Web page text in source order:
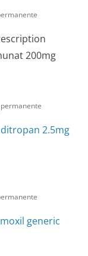
200mg
2.5mg
generic